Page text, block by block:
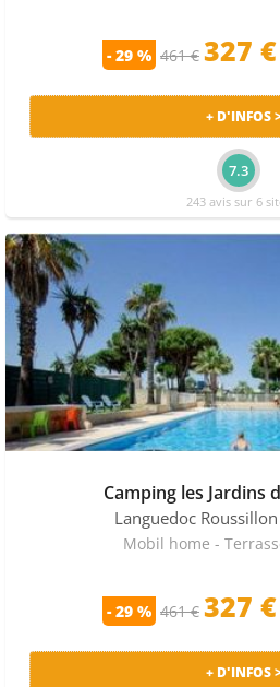
- 29 % 461 € 327 €
+ D'INFOS
7.3
243 avis sur 6
Camping les Jardins
Languedoc Roussillon
Mobil home -
- 29 % 461 € 327 €
+ D'INFOS